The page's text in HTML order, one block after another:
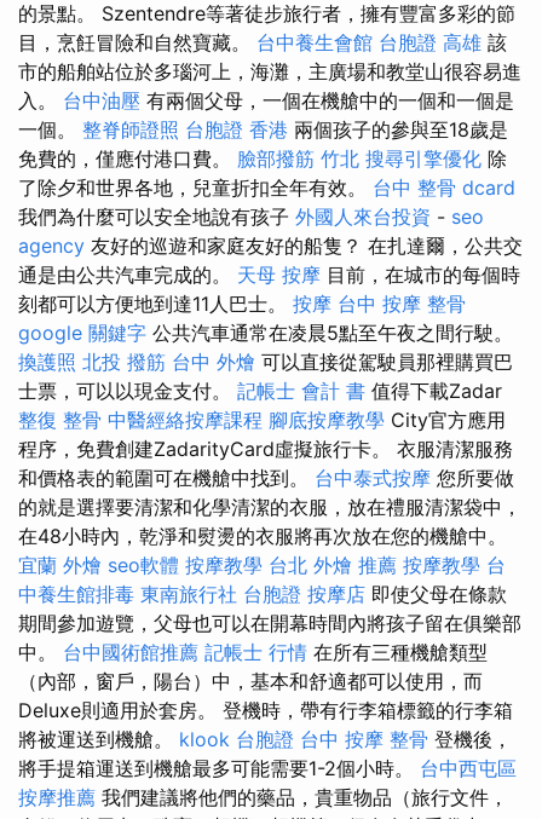
的景點。 Szentendre等著徒步旅行者，擁有豐富多彩的節
目，烹飪冒險和自然寶藏。 台中養生會館 台胞證 高雄 該
市的船舶站位於多瑙河上，海灘，主廣場和教堂山很容易進
入。 台中油壓 有兩個父母，一個在機艙中的一個和一個是
一個。 整脊師證照 台胞證 香港 兩個孩子的參與至18歲是
免費的，僅應付港口費。 臉部撥筋 竹北 搜尋引擎優化 除
了除夕和世界各地，兒童折扣全年有效。 台中 整骨 dcard
我們為什麼可以安全地說有孩子 外國人來台投資 - seo
agency 友好的巡遊和家庭友好的船隻？ 在扎達爾，公共交
通是由公共汽車完成的。 天母 按摩 目前，在城市的每個時
刻都可以方便地到達11人巴士。 按摩 台中 按摩 整骨
google 關鍵字 公共汽車通常在凌晨5點至午夜之間行駛。
換護照 北投 撥筋 台中 外燴 可以直接從駕駛員那裡購買巴
士票，可以以現金支付。 記帳士 會計 書 值得下載Zadar
整復 整骨 中醫經絡按摩課程 腳底按摩教學 City官方應用
程序，免費創建ZadarityCard虛擬旅行卡。 衣服清潔服務
和價格表的範圍可在機艙中找到。 台中泰式按摩 您所要做
的就是選擇要清潔和化學清潔的衣服，放在禮服清潔袋中，
在48小時內，乾淨和熨燙的衣服將再次放在您的機艙中。
宜蘭 外燴 seo軟體 按摩教學 台北 外燴 推薦 按摩教學 台
中養生館排毒 東南旅行社 台胞證 按摩店 即使父母在條款
期間參加遊覽，父母也可以在開幕時間內將孩子留在俱樂部
中。 台中國術館推薦 記帳士 行情 在所有三種機艙類型
（內部，窗戶，陽台）中，基本和舒適都可以使用，而
Deluxe則適用於套房。 登機時，帶有行李箱標籤的行李箱
將被運送到機艙。 klook 台胞證 台中 按摩 整骨 登機後，
將手提箱運送到機艙最多可能需要1-2個小時。 台中西屯區
按摩推薦 我們建議將他們的藥品，貴重物品（旅行文件，